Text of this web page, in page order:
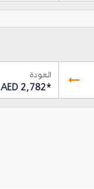
العودة
AED 2,782*